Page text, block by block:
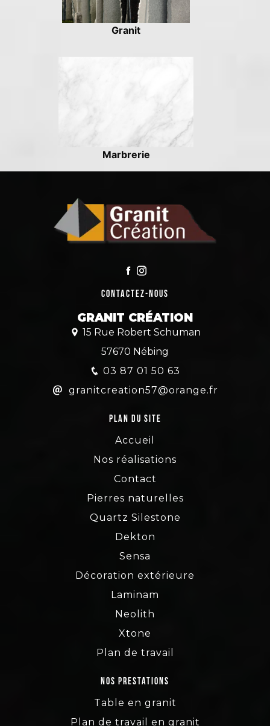
Granit
Marbrerie
Contactez-nous
GRANIT CRÉATION
15 Rue Robert Schuman
57670 Nébing
03 87 01 50 63
granitcreation57@orange.fr
Plan du site
Accueil
Nos réalisations
Contact
Pierres naturelles
Quartz Silestone
Dekton
Sensa
Décoration extérieure
Laminam
Neolith
Xtone
Plan de travail
Nos prestations
Table en granit
Plan de travail en granit